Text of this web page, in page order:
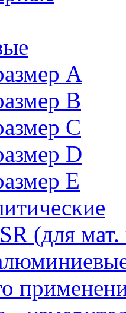
A
B
C
D
E
(для мат.